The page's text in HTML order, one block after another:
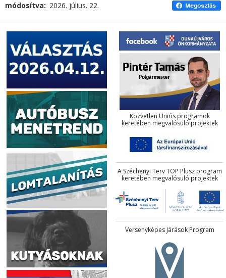
módosítva 2026. július. 22.
Közvetlen Uniós programok
keretében megvalósuló projektek
A Széchenyi Terv TOP Plusz program
keretében megvalósuló projektek
Versenyképes Járások Program